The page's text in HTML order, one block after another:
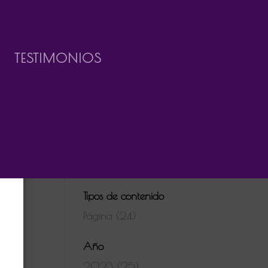
TESTIMONIOS
Tipos de contenido
Página (24)
Año